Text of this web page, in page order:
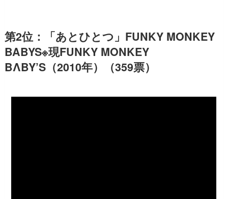
第2位：「あとひとつ」FUNKY MONKEY
BABYS※現FUNKY MONKEY
BΛBY’S（2010年）（359票）